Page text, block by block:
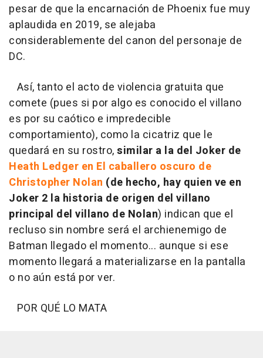
pesar de que la encarnación de Phoenix fue muy
aplaudida en 2019, se alejaba
considerablemente del canon del personaje de
DC.
Así, tanto el acto de violencia gratuita que
comete (pues si por algo es conocido el villano
es por su caótico e impredecible
comportamiento), como la cicatriz que le
quedará en su rostro,similar a la del Joker de
Heath Ledger en El caballero oscuro de
Christopher Nolan (de hecho, hay quien ve en
Joker 2 la historia de origen del villano
principal del villano de Nolan) indican que el
recluso sin nombre será el archienemigo de
Batman llegado el momento... aunque si ese
momento llegará a materializarse en la pantalla
o no aún está por ver.
POR QUÉ LO MATA